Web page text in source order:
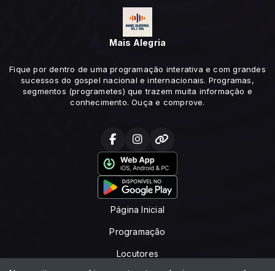
Mais Alegria
Fique por dentro de uma programação interativa e com grandes
sucessos do gospel nacional e internacionais. Programas,
segmentos (programetes) que trazem muita informação e
conhecimento. Ouça e comprove.
Página Inicial
Programação
Locutores